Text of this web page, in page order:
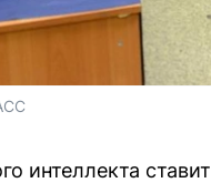
интеллекта